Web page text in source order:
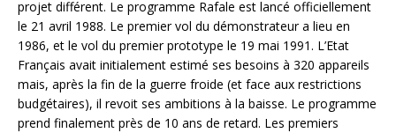
projet différent. Le programme Rafale est lancé officiellement
le 21 avril 1988. Le premier vol du démonstrateur a lieu en
1986, et le vol du premier prototype le 19 mai 1991. L’Etat
Français avait initialement estimé ses besoins à 320 appareils
mais, après la fin de la guerre froide (et face aux restrictions
budgétaires), il revoit ses ambitions à la baisse. Le programme
prend finalement près de 10 ans de retard. Les premiers